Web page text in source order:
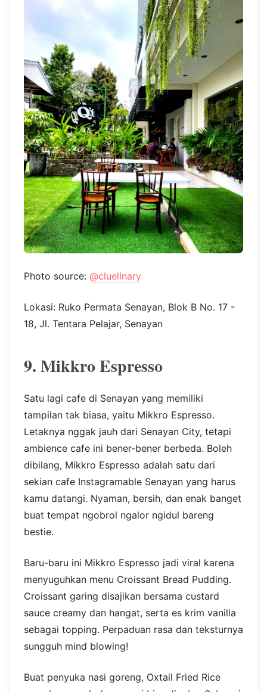
Photo source: @cluelinary
Lokasi: Ruko Permata Senayan, Blok B No. 17 -
18, Jl. Tentara Pelajar, Senayan
9. Mikkro Espresso
Satu lagi cafe di Senayan yang memiliki
tampilan tak biasa, yaitu Mikkro Espresso.
Letaknya nggak jauh dari Senayan City, tetapi
ambience cafe ini bener-bener berbeda. Boleh
dibilang, Mikkro Espresso adalah satu dari
sekian cafe Instagramable Senayan yang harus
kamu datangi. Nyaman, bersih, dan enak banget
buat tempat ngobrol ngalor ngidul bareng
bestie.
Baru-baru ini Mikkro Espresso jadi viral karena
menyuguhkan menu Croissant Bread Pudding.
Croissant garing disajikan bersama custard
sauce creamy dan hangat, serta es krim vanilla
sebagai topping. Perpaduan rasa dan teksturnya
sungguh mind blowing!
Buat penyuka nasi goreng, Oxtail Fried Rice